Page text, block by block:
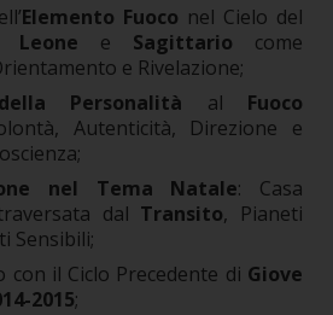
Elemento Fuoco nel Cielo del
Leone e Sagittario come
e Rivelazione;
Personalità al Fuoco
Autenticità, Direzione e
nel Tema Natale: Casa
dal Transito, Pianeti
Sensibili;
con il Ciclo Precedente di Giove
2015;